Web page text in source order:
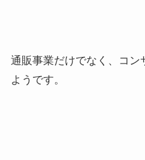
通販事業だけでなく、コン
ようです。